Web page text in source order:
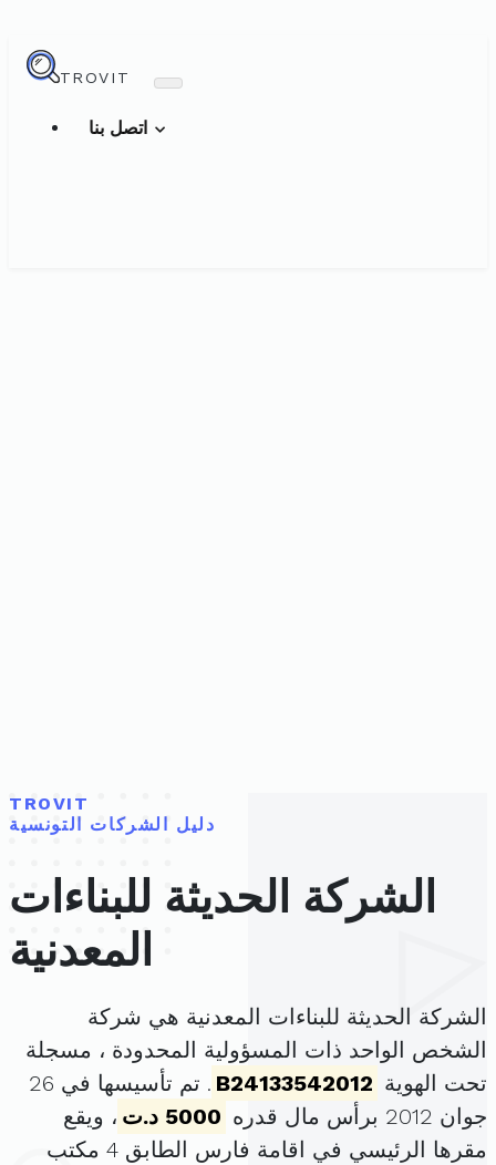
TROVIT
TROVIT
دليل الشركات التونسية
الشركة الحديثة للبناءات
المعدنية
الشركة الحديثة للبناءات المعدنية هي شركة
الشخص الواحد ذات المسؤولية المحدودة ، مسجلة
تحت الهوية B24133542012
. تم تأسيسها في 26
جوان 2012 برأس مال قدره
5000 د.ت
، ويقع
مقرها الرئيسي في اقامة فارس الطابق 4 مكتب